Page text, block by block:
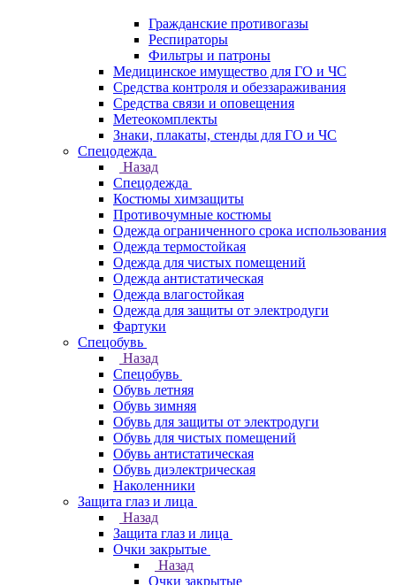
Гражданские противогазы
Респираторы
Фильтры и патроны
Медицинское имущество для ГО и ЧС
Средства контроля и обеззараживания
Средства связи и оповещения
Метеокомплекты
Знаки, плакаты, стенды для ГО и ЧС
Спецодежда
Назад
Спецодежда
Костюмы химзащиты
Противочумные костюмы
Одежда ограниченного срока использования
Одежда термостойкая
Одежда для чистых помещений
Одежда антистатическая
Одежда влагостойкая
Одежда для защиты от электродуги
Фартуки
Спецобувь
Назад
Спецобувь
Обувь летняя
Обувь зимняя
Обувь для защиты от электродуги
Обувь для чистых помещений
Обувь антистатическая
Обувь диэлектрическая
Наколенники
Защита глаз и лица
Назад
Защита глаз и лица
Очки закрытые
Назад
Очки закрытые